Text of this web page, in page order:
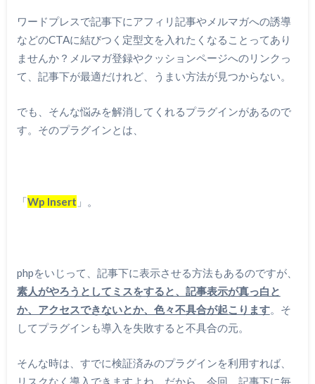
ワードプレスで記事下にアフィリ記事やメルマガへの誘導
などのCTAに結びつく定型文を入れたくなることってあり
ませんか？メルマガ登録やクッションページへのリンクっ
て、記事下が最適だけれど、うまい方法が見つからない。
でも、そんな悩みを解消してくれるプラグインがあるので
す。そのプラグインとは、
「Wp Insert 」。
phpをいじって、記事下に表示させる方法もあるのですが、
素人がやろうとしてミスをすると、記事表示が真っ白と
か、アクセスできないとか、色々不具合が起こります。そ
してプラグインも導入を失敗すると不具合の元。
そんな時は、すでに検証済みのプラグインを利用すれば、
リスクなく導入できますよね。だから、今回、記事下に毎